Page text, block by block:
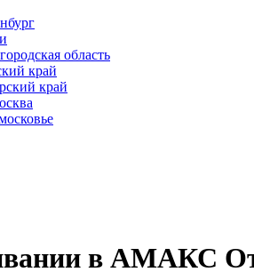
область
край
край
в АМАКС